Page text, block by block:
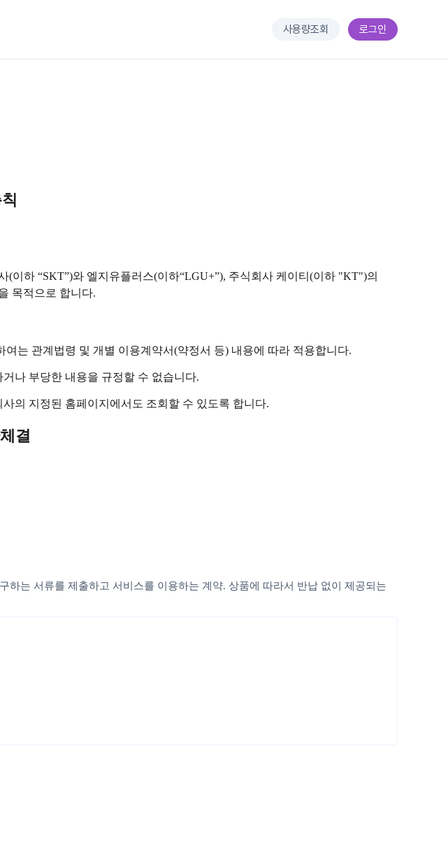
사용량조회 로그인
이하 “SKT”)와 엘지유플러스(이하“LGU+”), 주식회사 케이티(이하 "KT")의
목적으로 합니다.
는 관계법령 및 개별 이용계약서(약정서 등) 내용에 따라 적용합니다.
나 부당한 내용을 규정할 수 없습니다.
의 지정된 홈페이지에서도 조회할 수 있도록 합니다.
결
하는 서류를 제출하고 서비스를 이용하는 계약. 상품에 따라서 반납 없이 제공되는